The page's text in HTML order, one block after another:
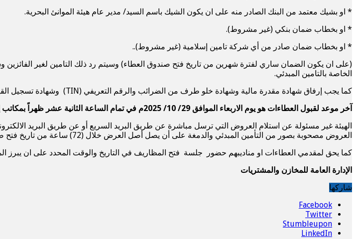
* او بشيك معتمد من البنك الصادر منه على ان يكون الشيك باسم السيد/ مدير عام هيئة الموانئ البحرية.
* او بخطاب ضمان بنكي (غير مشروط).
* او بخطاب ضمان صادر من أي شركة تامين إسلامية (غير مشروط)..
الخاصة بالتامين المبدئي.
كما يجب إرفاق شهادة مقدرة مالية وشهادة خلو طرف من الضرائب والرقم التعريفي (TIN) وشهادة تسجيل القيمة المضافة إن كان مسجلاً مع استيفاء الدمغة القانونية .
آخر موعد لقبول العطاءات هو يوم الاربعاء الموافق 29/ 10/ 2025م في تمام الساعة الثانية عشر ظهراً بمكاتب إدارة المشتريات ببورتسودان .
الهيئة غير مسئولة عن استلام العروض التي ترسل مباشرة عن طريق البريد السريع أو عن طريق البريد
العروض مصحوبة بصور من التأمين المبدئي والدمغة على أن يصل أصل العرض خلال (72) ساعة من تاريخ فتح صندوق العطاء وفي حالة عدم ذلك سيتم استبعاد العرض من المنافسة .
كما يحق لمقدمي العطاءات او مناديبهم حضور جلسة فتح المظاريف في التاريخ والوقت المحدد على ان يبرز
الإدارة العامة للمخازن والمشتريات
شاركها
Facebook
Twitter
Stumbleupon
LinkedIn